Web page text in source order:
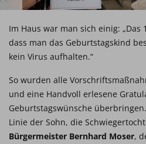
Im Haus war man sich einig: „Das
dass man das Geburtstagskind
kein Virus aufhalten.“
So wurden alle
und eine Handvoll erlesene
Geburtstagswünsche
Linie der Sohn, die
Bürgermeister Bernhard Moser,